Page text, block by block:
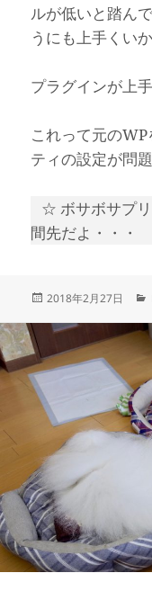
ルが低いと踏ん
うにも上手くい
プラグインが上
これって元の
ティの設定が問
☆ ボサボサプ
間先だよ・・・
投
日:
2018年2月27日